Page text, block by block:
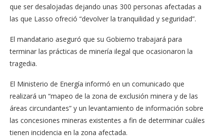
que ser desalojadas dejando unas 300 personas afectadas a
las que Lasso ofreció “devolver la tranquilidad y seguridad”.
El mandatario aseguró que su Gobierno trabajará para
terminar las prácticas de minería ilegal que ocasionaron la
tragedia.
El Ministerio de Energía informó en un comunicado que
realizará un “mapeo de la zona de exclusión minera y de las
áreas circundantes” y un levantamiento de información sobre
las concesiones mineras existentes a fin de determinar cuáles
tienen incidencia en la zona afectada.